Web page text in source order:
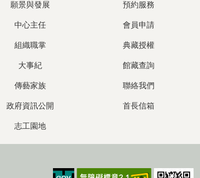
願景與發展
中心主任
組織職掌
大事紀
傳藝家族
政府資訊公開
志工園地
預約服務
會員申請
典藏授權
館藏查詢
聯絡我們
首長信箱